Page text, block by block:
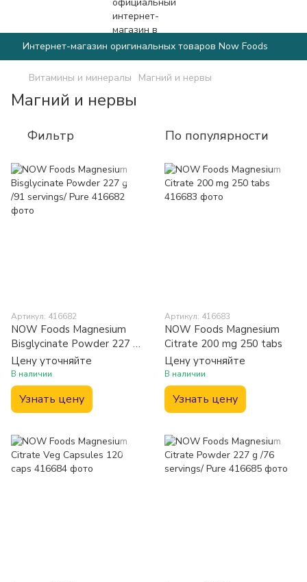
Интернет-магазин оригинальных товаров Now Foods
Витамины и минералы Магний и нервы
Магний и нервы
Фильтр По популярности
Артикул: 416682
NOW Foods Magnesium
Bisglycinate Powder 227 g
/91 servings/ Pure
Цену уточняйте
В наличии
Узнать цену
Артикул: 416683
NOW Foods Magnesium
Citrate 200 mg 250 tabs
Цену уточняйте
В наличии
Узнать цену